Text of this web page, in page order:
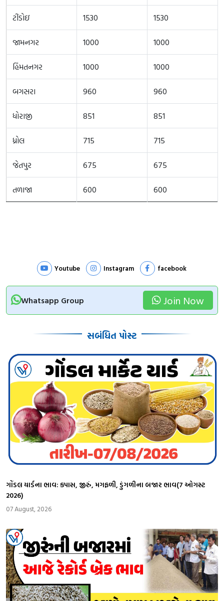
ટીંડોઇ 1530 1530
જામનગર 1000 1000
હિંમતનગર 1000 1000
બગસરા 960 960
ધોરાજી 851 851
ધ્રોલ 715 715
જેતપુર 675 675
તળાજા 600 600
Youtube Instagram facebook
Whatsapp Group Join Now
સબંધિત પોસ્ટ
ગોંડલ યાર્ડના ભાવ: કપાસ, જીરું, મગફળી, ડુંગળીના બજાર ભાવ(7 ઓગસ્ટ
2026)
07 August, 2026